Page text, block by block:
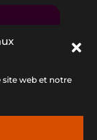
site web et notre
mail en